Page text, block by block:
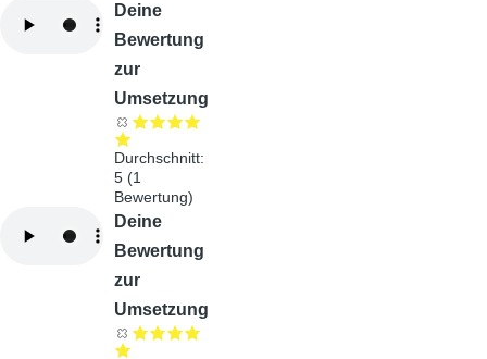
Deine
Bewertung
zur
Umsetzung
Durchschnitt:
5 (1
Bewertung)
Deine
Bewertung
zur
Umsetzung